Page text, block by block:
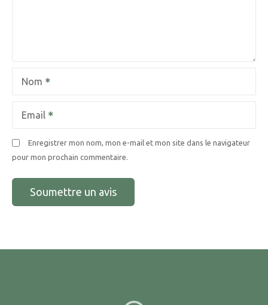
Nom
Email
Enregistrer mon nom, mon e-mail et mon site dans le navigateur
pour mon prochain commentaire.